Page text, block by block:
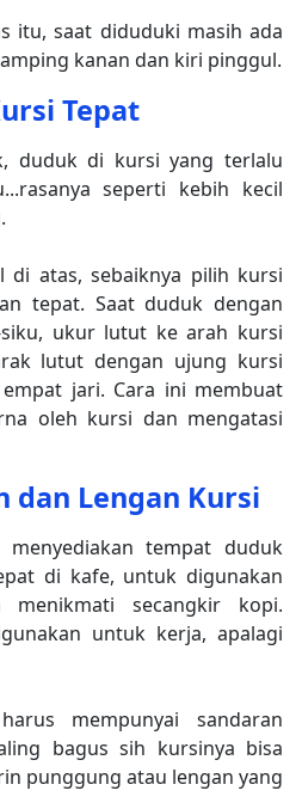
itu, saat diduduki masih ada
kanan dan kiri pinggul.
Tepat
duduk di kursi yang terlalu
seperti kebih kecil
di atas, sebaiknya pilih kursi
tepat. Saat duduk dengan
ukur lutut ke arah kursi
lutut dengan ujung kursi
jari. Cara ini membuat
oleh kursi dan mengatasi
dan Lengan Kursi
menyediakan tempat duduk
di kafe, untuk digunakan
secangkir kopi.
untuk kerja, apalagi
mempunyai sandaran
bagus sih kursinya bisa
punggung atau lengan yang